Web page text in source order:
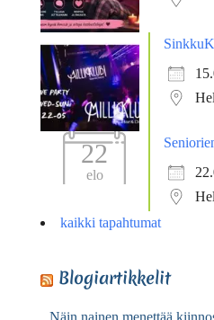
22
elo
kaikki tapahtumat
Blogiartikkelit
Näin nainen menettää